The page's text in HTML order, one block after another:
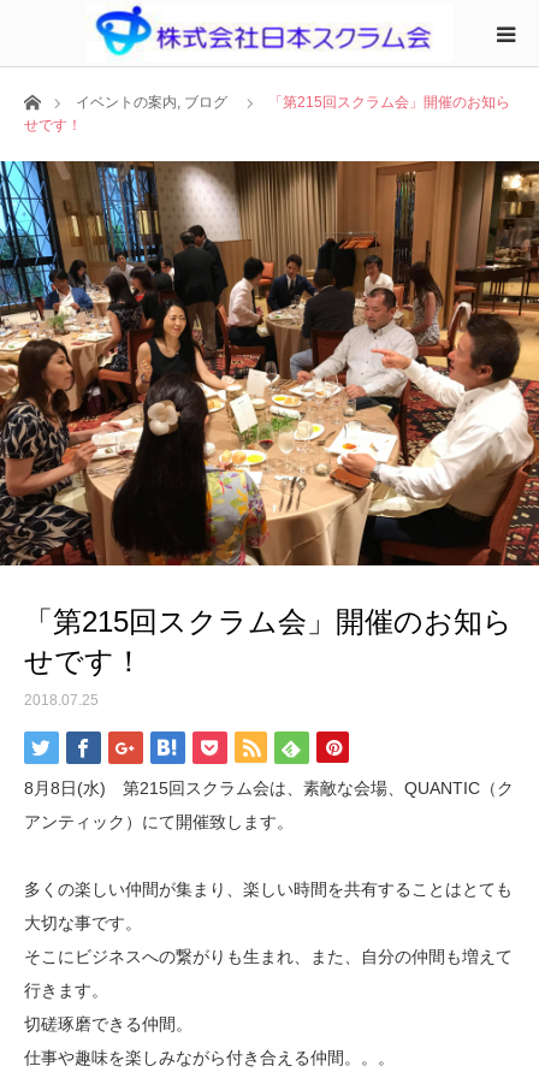
ホームイベントの案内, ブログ
「第215回スクラム会」開催のお知ら
せです！
「第215回スクラム会」開催のお知ら
せです！
2018.07.25
8月8日(水) 第215回スクラム会は、素敵な会場、QUANTIC（ク
アンティック）にて開催致します。
多くの楽しい仲間が集まり、楽しい時間を共有することはとても
大切な事です。
そこにビジネスへの繋がりも生まれ、また、自分の仲間も増えて
行きます。
切磋琢磨できる仲間。
仕事や趣味を楽しみながら付き合える仲間。。。